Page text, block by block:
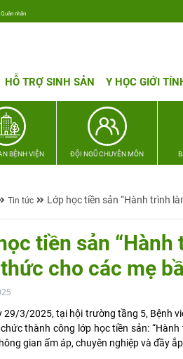
HỖ TRỢ SINH SẢN Y HỌC GIỚI
BỆNH VIỆN ĐỘI NGŨ CHUYÊN MÔN
Tin tức Lớp học tiền sản “Hành trình
tiền sản
cho các mẹ
29/3/2025, tại hội trường tầng 5, Bệnh
thành công lớp học tiền sản:
gian ấm áp, chuyên nghiệp và đầy